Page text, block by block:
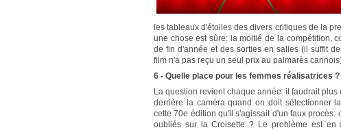
les tableaux d'étoiles des divers critiques de la
une chose est sûre: la moitié de la compétition,
de fin d'année et des sorties en salles (il suffit
film n'a pas reçu un seul prix au palmarès
6 - Quelle place pour les femmes réalisatrices ?
La question revient chaque année: il faudrait
derrière la caméra quand on doit sélectionner
cette 70e édition qu'il s'agissait d'un faux
oubliés sur la Croisette ? Le problème est en